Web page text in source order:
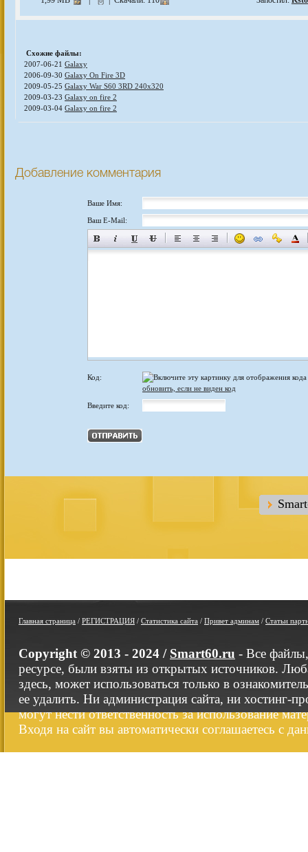
Схожие файлы:
2007-06-21 Galaxy
2006-09-30 Galaxy On Fire 3D
2009-05-25 Galaxy War S60 3RD 240x320
2009-03-23 Galaxy on fire 2
2009-03-04 Galaxy on fire 2
Добавление комментария
Ваше Имя:
Ваш E-Mail:
Код:
обновить, если не виден код
Введите код:
Главная страница / РЕГИСТРАЦИЯ / Статистика сайта / Привет админам / Статьи
Copyright © 2013 - 2024 / Smart60.ru - Все
ресурсе, были взяты из открытых источников.
здесь, может использоваться только в
ее удалить. Ни администрация сайта, ни хостинг-
могут нести ответственность за использование
Входя на сайт вы автоматически соглашаетесь с